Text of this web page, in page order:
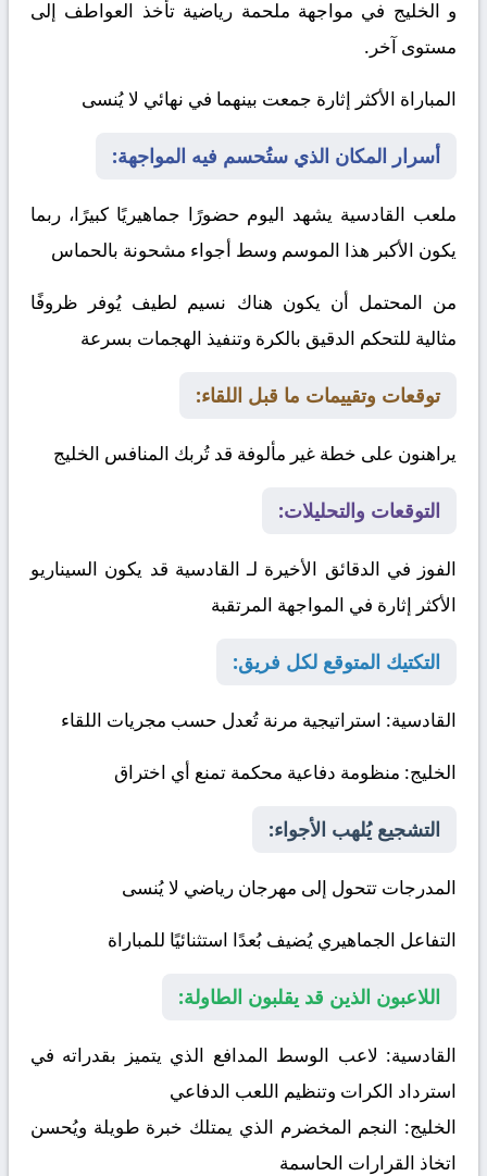
و الخليج في مواجهة ملحمة رياضية تأخذ العواطف إلى
مستوى آخر.
المباراة الأكثر إثارة جمعت بينهما في نهائي لا يُنسى
أسرار المكان الذي ستُحسم فيه المواجهة:
ملعب القادسية يشهد اليوم حضورًا جماهيريًا كبيرًا، ربما
يكون الأكبر هذا الموسم وسط أجواء مشحونة بالحماس
من المحتمل أن يكون هناك نسيم لطيف يُوفر ظروفًا
مثالية للتحكم الدقيق بالكرة وتنفيذ الهجمات بسرعة
توقعات وتقييمات ما قبل اللقاء:
يراهنون على خطة غير مألوفة قد تُربك المنافس الخليج
التوقعات والتحليلات:
الفوز في الدقائق الأخيرة لـ القادسية قد يكون السيناريو
الأكثر إثارة في المواجهة المرتقبة
التكتيك المتوقع لكل فريق:
القادسية: استراتيجية مرنة تُعدل حسب مجريات اللقاء
الخليج: منظومة دفاعية محكمة تمنع أي اختراق
التشجيع يُلهب الأجواء:
المدرجات تتحول إلى مهرجان رياضي لا يُنسى
التفاعل الجماهيري يُضيف بُعدًا استثنائيًا للمباراة
اللاعبون الذين قد يقلبون الطاولة:
القادسية: لاعب الوسط المدافع الذي يتميز بقدراته في
استرداد الكرات وتنظيم اللعب الدفاعي
الخليج: النجم المخضرم الذي يمتلك خبرة طويلة ويُحسن
اتخاذ القرارات الحاسمة